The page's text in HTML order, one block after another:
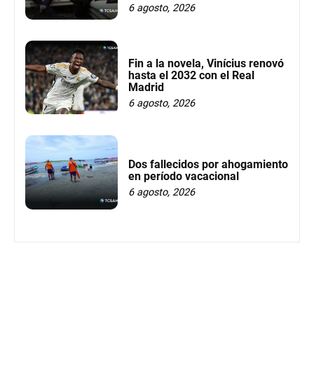
6 agosto, 2026
Fin a la novela, Vinícius renovó
hasta el 2032 con el Real
Madrid
6 agosto, 2026
Dos fallecidos por ahogamiento
en período vacacional
6 agosto, 2026